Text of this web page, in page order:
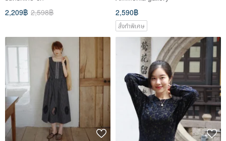
2,209฿ 2,598฿
2,590฿
สั่งทำพิเศษ